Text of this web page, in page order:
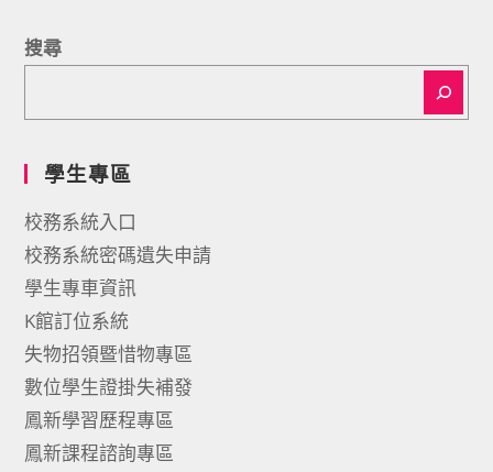
搜尋
學生專區
校務系統入口
校務系統密碼遺失申請
學生專車資訊
K館訂位系統
失物招領暨惜物專區
數位學生證掛失補發
鳳新學習歷程專區
鳳新課程諮詢專區